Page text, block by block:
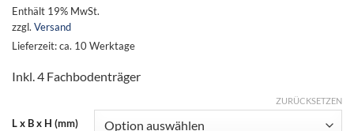
Enthält 19% MwSt.
zzgl. Versand
Lieferzeit: ca. 10 Werktage
Inkl. 4 Fachbodenträger
L x B x H (mm)
ZURÜCKSETZEN